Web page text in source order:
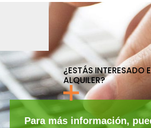
¿ESTÁS INTERESADO
ALQUILER?
Para más información,